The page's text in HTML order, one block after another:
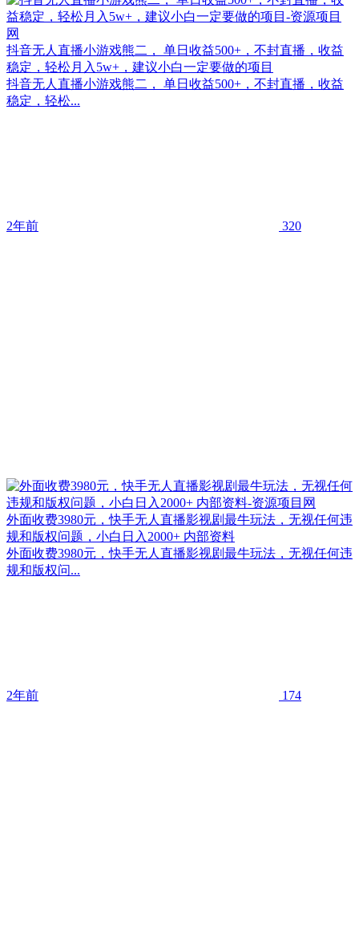
抖音无人直播小游戏熊二， 单日收益500+，不封直播，收益
稳定，轻松月入5w+，建议小白一定要做的项目
抖音无人直播小游戏熊二， 单日收益500+，不封直播，收益
稳定，轻松...
2年前 320
外面收费3980元，快手无人直播影视剧最牛玩法，无视任何违
规和版权问题，小白日入2000+ 内部资料
外面收费3980元，快手无人直播影视剧最牛玩法，无视任何违
规和版权问...
2年前 174